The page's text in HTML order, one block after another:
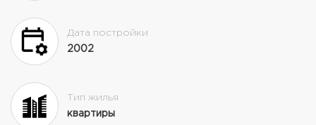
Дата постройки
2002
Тип жилья
квартиры